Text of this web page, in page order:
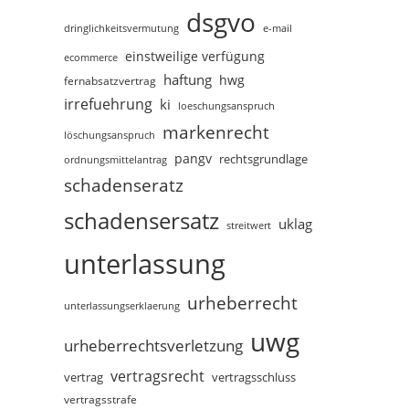
dringlichkeitsvermutung dsgvo e-mail
ecommerce einstweilige verfügung
fernabsatzvertrag haftung hwg
irrefuehrung ki loeschungsanspruch
löschungsanspruch markenrecht
ordnungsmittelantrag pangv rechtsgrundlage
schadenseratz
schadensersatz streitwert uklag
unterlassung
unterlassungserklaerung urheberrecht
urheberrechtsverletzung uwg
vertrag vertragsrecht vertragsschluss
vertragsstrafe